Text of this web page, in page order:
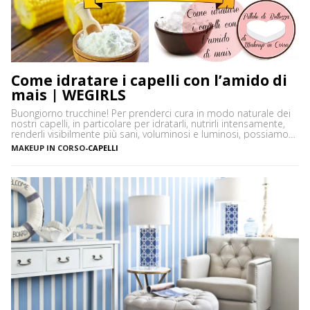
Come idratare i capelli con l’amido di
mais | WEGIRLS
Buongiorno trucchine! Per prenderci cura in modo naturale dei
nostri capelli, in particolare per idratarli, nutrirli intensamente,
renderli visibilmente più sani, voluminosi e luminosi, possiamo
utilizzare un ingrediente molto versatile facilmente reperibile
nelle nostre dispense: l’amido di mais. L’amido di mais o
di glucosio (zucchero), […]
MAKEUP IN CORSO-CAPELLI